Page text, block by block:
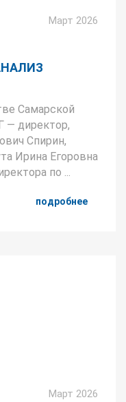
Март 2026
Самарской
— директор,
Спирин,
Ирина Егоровна
по ...
подробнее
Март 2026